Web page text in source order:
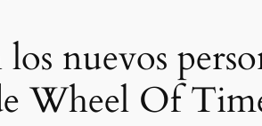
nuevos
Wheel Of